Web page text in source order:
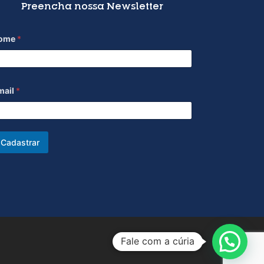
Preencha nossa Newsletter
*
*
Cadastrar
Fale com a cúria